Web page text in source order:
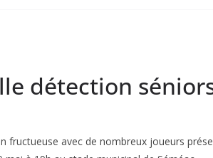
détection
fructueuse avec de nombreux joueurs